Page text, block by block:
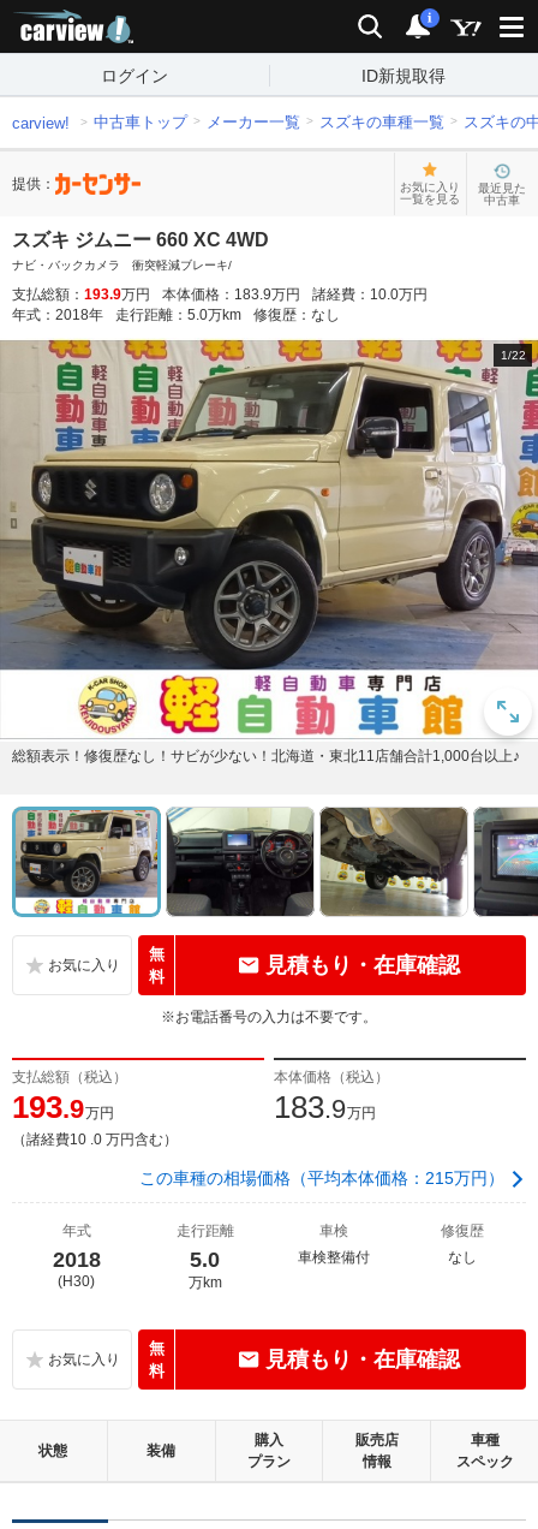
検索 通知
i
ログイン ID新規取得
carview! 中古車トップ メーカー一覧 スズキの車種一覧 スズキの
提供：
お気に入り
一覧を見る
最近見た
中古車
スズキ ジムニー 660 XC 4WD
ナビ・バックカメラ 衝突軽減ブレーキ/
支払総額： 193.9万円 本体価格： 183.9万円 諸経費： 10.0万円
年式： 2018年 走行距離： 5.0万km 修復歴： なし
1/22
総額表示！修復歴なし！サビが少ない！北海道・東北11店舗合計1,000台以上♪
無
料
見積もり・在庫確認
※お電話番号の入力は不要です。
支払総額（税込）
193.9万円
（諸経費10 .0 万円含む）
本体価格（税込）
183.9万円
この車種の相場価格（平均本体価格：215万円）
年式
2018
(H30)
走行距離
5.0
万km
車検
車検整備付
修復歴
なし
無
料
見積もり・在庫確認
状態 装備
購入
プラン
販売店
情報
車種
スペック